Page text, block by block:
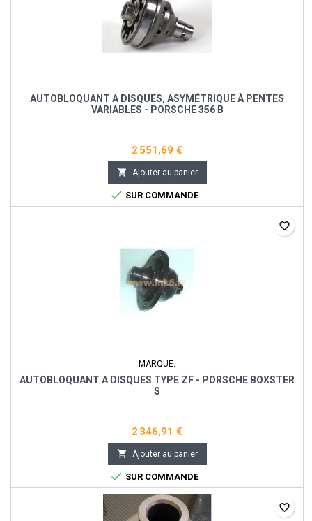
AUTOBLOQUANT A DISQUES, ASYMÉTRIQUE À PENTES
VARIABLES - PORSCHE 356 B
2 551,69 €
 Ajouter au panier
 SUR COMMANDE
MARQUE:
AUTOBLOQUANT A DISQUES TYPE ZF - PORSCHE BOXSTER
S
2 346,91 €
 Ajouter au panier
 SUR COMMANDE
favorite_border
favorite_border